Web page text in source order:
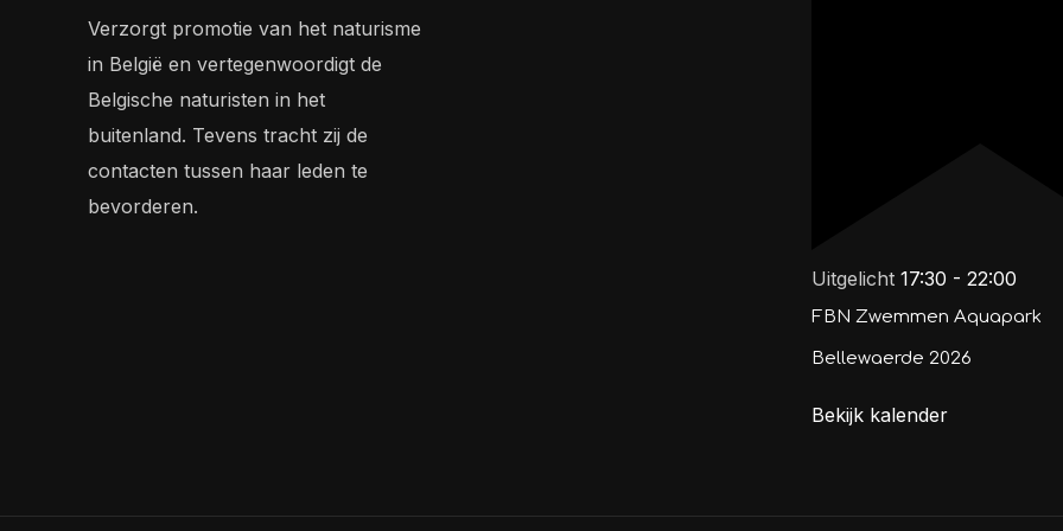
Verzorgt promotie van het naturisme
in België en vertegenwoordigt de
Belgische naturisten in het
buitenland. Tevens tracht zij de
contacten tussen haar leden te
bevorderen.
Uitgelicht 17:30 - 22:00
FBN Zwemmen Aquapark
Bellewaerde 2026
Bekijk kalender